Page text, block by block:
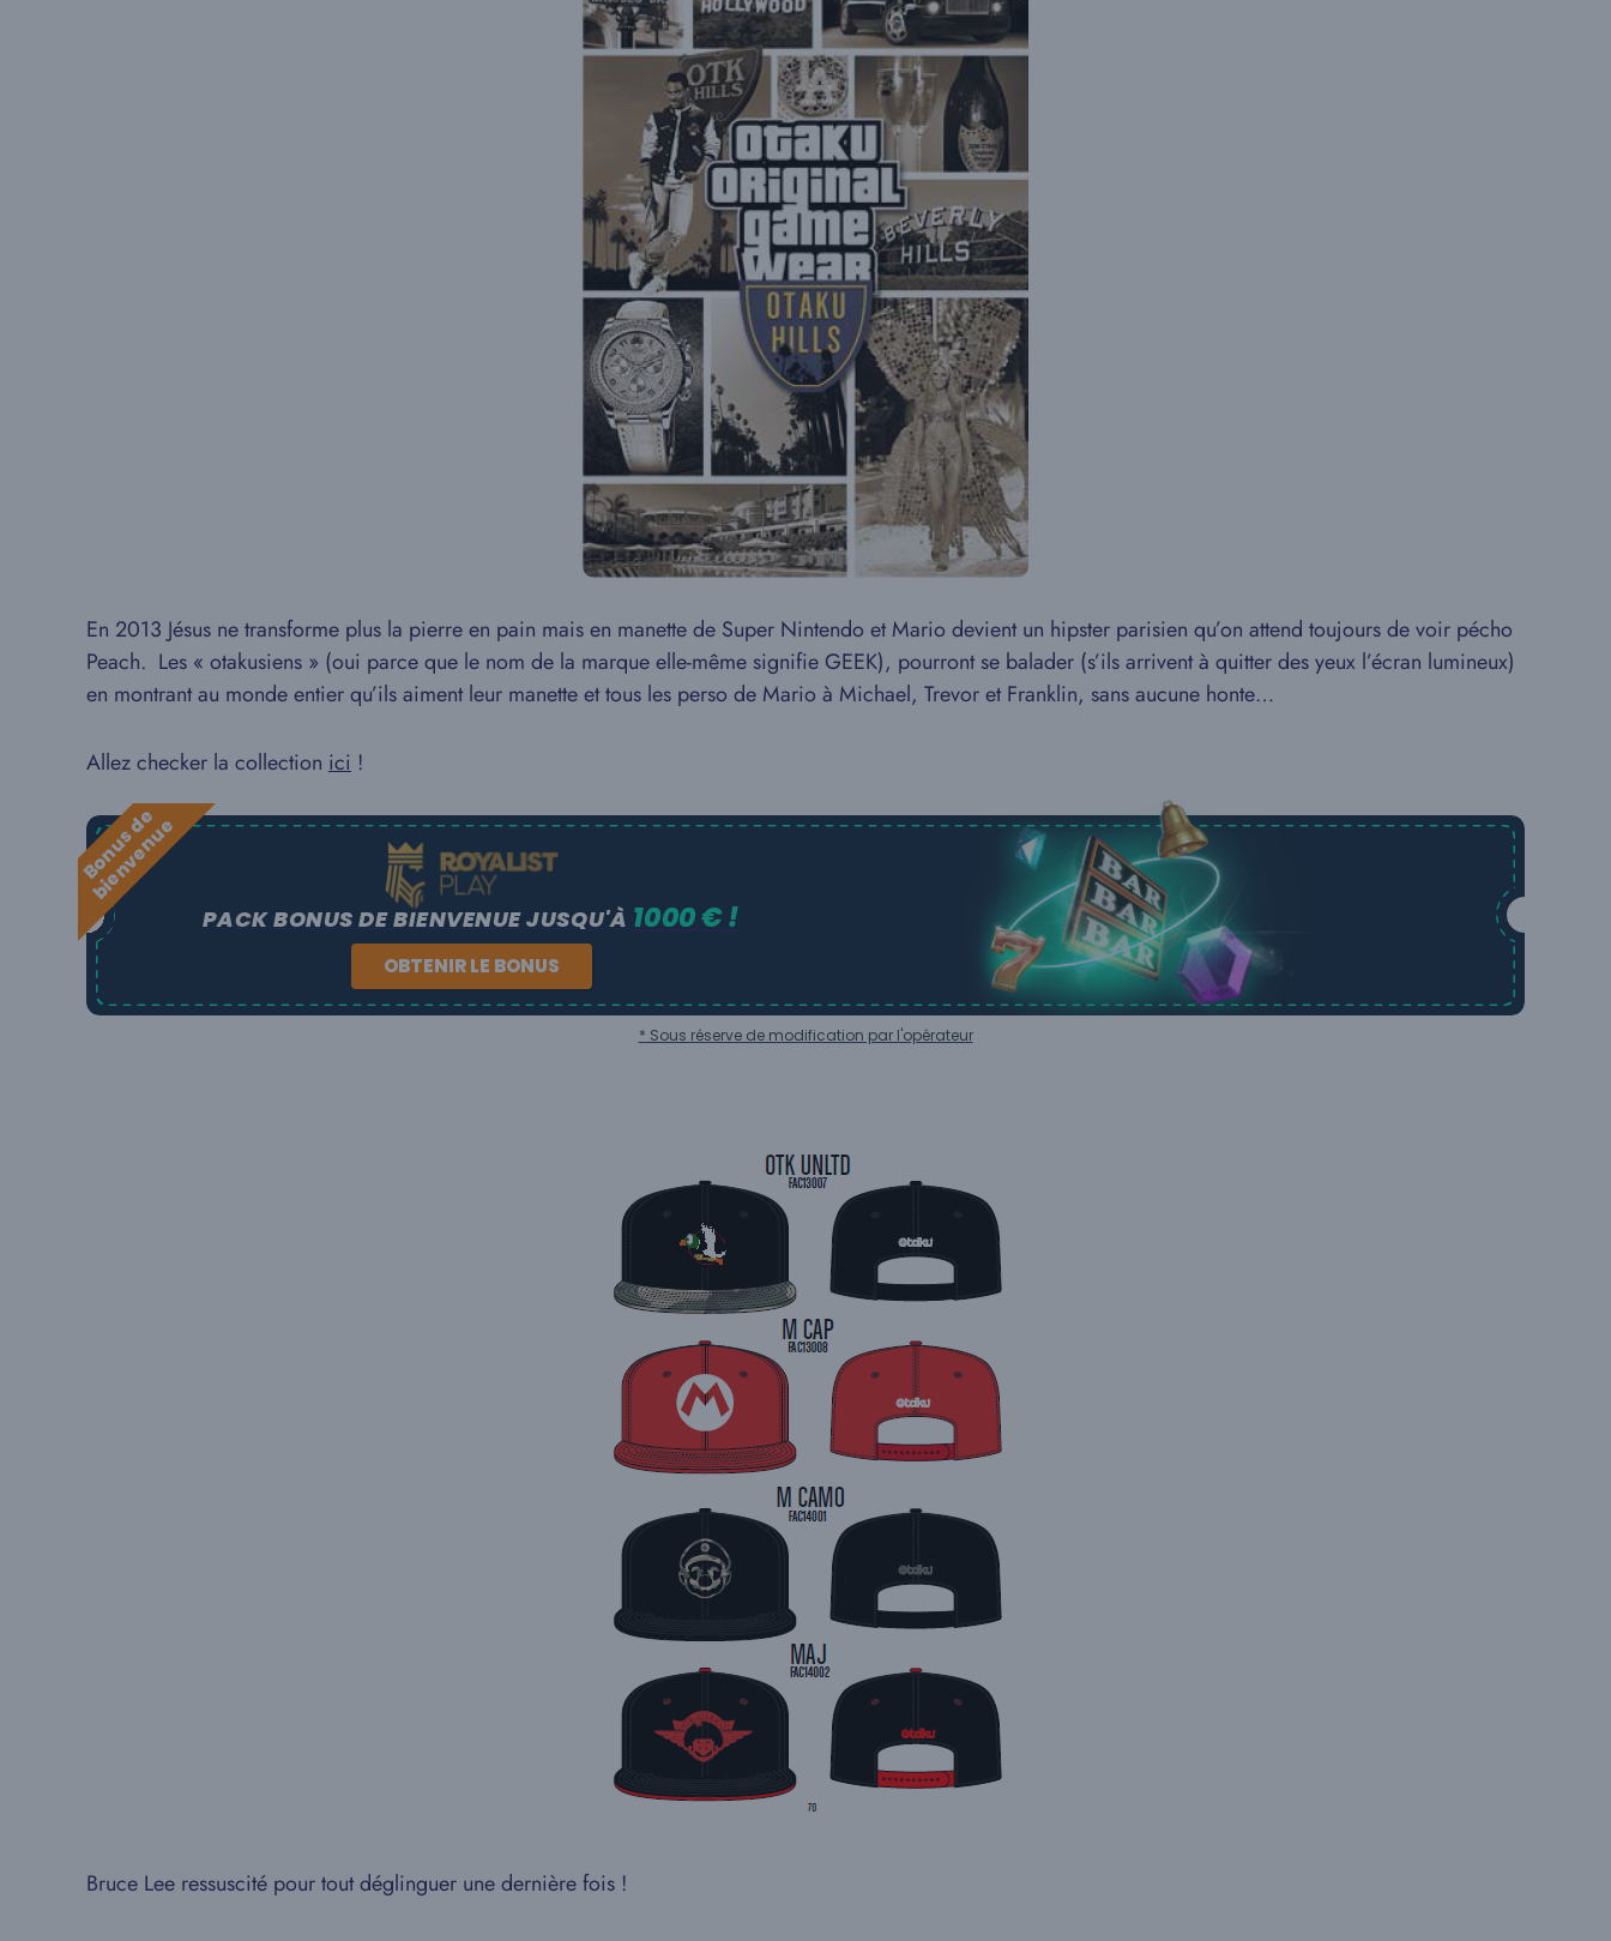
En 2013 Jésus ne transforme plus la pierre en pain mais en manette de Super Nintendo et Mario devient un hipster parisien qu’on attend toujours de voir pécho
Peach. Les « otakusiens » (oui parce que le nom de la marque elle-même signifie GEEK), pourront se balader (s’ils arrivent à quitter des yeux l’écran lumineux)
en montrant au monde entier qu’ils aiment leur manette et tous les perso de Mario à Michael, Trevor et Franklin, sans aucune honte…
Allez checker la collection ici !
B
o
n
u
s
d
e
b
i
e
n
v
e
n
u
e
PACK BONUS DE BIENVENUE JUSQU'À 1000 € !
OBTENIR LE BONUS
* Sous réserve de modification par l'opérateur
Bruce Lee ressuscité pour tout déglinguer une dernière fois !